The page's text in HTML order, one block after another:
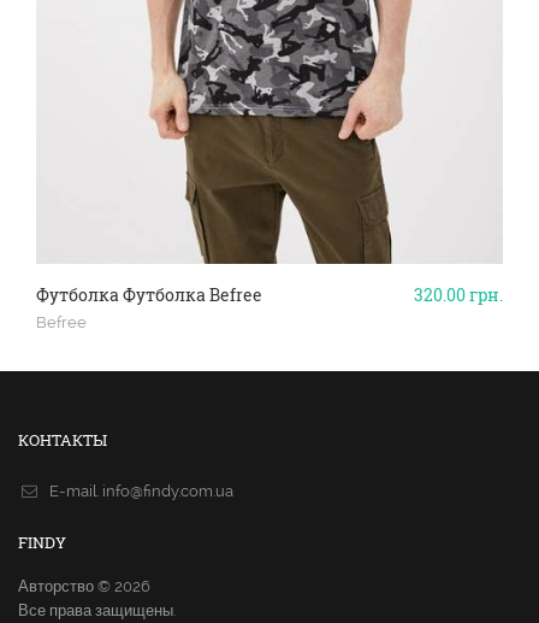
320.00грн.
Футболка Футболка Befree
Befree
КОНТАКТЫ
E-mail. info@findy.com.ua
FINDY
Авторство © 2026
Все права защищены.